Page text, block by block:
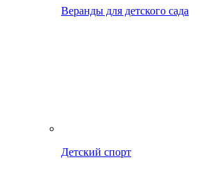
Веранды для детского сада
Детский спорт